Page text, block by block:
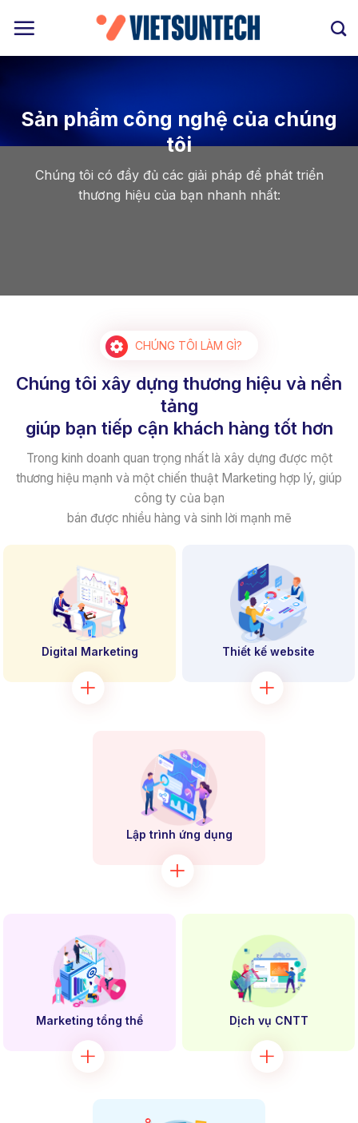
qua
Sản phẩm công nghệ của chúng
tôi
Chúng tôi có đầy đủ các giải pháp để phát triển
thương hiệu của bạn nhanh nhất:
CHÚNG TÔI LÀM GÌ?
Chúng tôi xây dựng thương hiệu và nền
tảng
giúp bạn tiếp cận khách hàng tốt hơn
Trong kinh doanh quan trọng nhất là xây dựng được một
thương hiệu mạnh và một chiến thuật Marketing hợp lý, giúp
công ty của bạn
bán được nhiều hàng và sinh lời mạnh mẽ
Digital Marketing Thiết kế website
Lập trình ứng dụng
Marketing tổng thể Dịch vụ CNTT